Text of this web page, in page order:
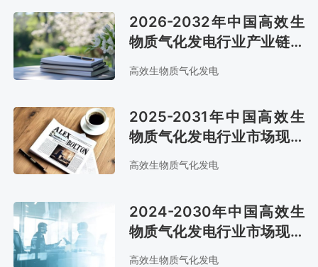
2026-2032年中国高效生
物质气化发电行业产业链全
高效生物质气化发电
2025-2031年中国高效生
物质气化发电行业市场现状
分析及市场趋势预测报告
高效生物质气化发电
2024-2030年中国高效生
物质气化发电行业市场现状
分析及市场趋势预测报告
高效生物质气化发电